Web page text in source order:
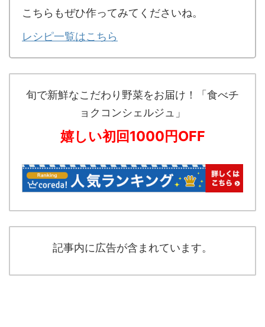
こちらもぜひ作ってみてくださいね。
レシピ一覧はこちら
旬で新鮮なこだわり野菜をお届け！「食べチ
ョクコンシェルジュ」
嬉しい初回1000円OFF
記事内に広告が含まれています。